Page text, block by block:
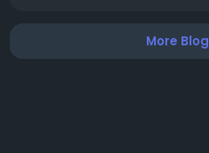
for protecting your home,
This guide will help youMore